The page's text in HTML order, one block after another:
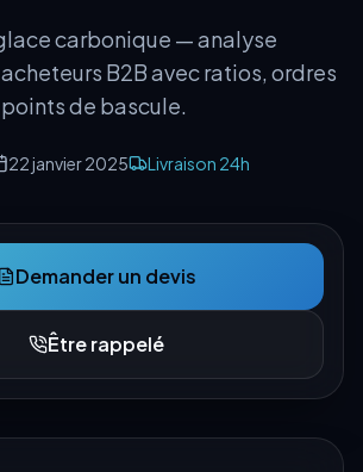
carbonique — analyse
B2B avec ratios, ordres
de bascule.
22 janvier 2025 Livraison 24h
Demander un devis
Être rappelé